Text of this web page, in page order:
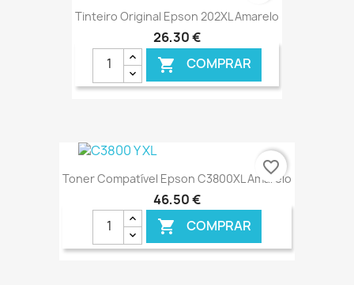
Tinteiro Original Epson 202XL Amarelo
26,30 €
 COMPRAR
Toner Compatível Epson C3800XL Amarelo
46,50 €
 COMPRAR
favorite_border